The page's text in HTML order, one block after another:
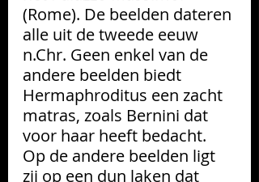
(Rome). De beelden dateren
alle uit de tweede eeuw
n.Chr. Geen enkel van de
andere beelden biedt
Hermaphroditus een zacht
matras, zoals Bernini dat
voor haar heeft bedacht.
Op de andere beelden ligt
zij op een dun laken dat